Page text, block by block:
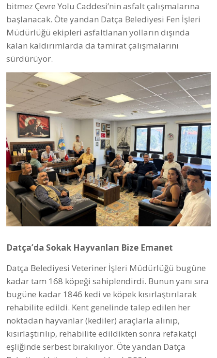
Datça Belediyesi Veteriner İşleri Müdürlüğü bugüne
kadar tam 168 köpeği sahiplendirdi. Bunun yanı sıra
bugüne kadar 1846 kedi ve köpek kısırlaştırılarak
rehabilite edildi. Kent genelinde talep edilen her
noktadan hayvanlar (kediler) araçlarla alınıp,
kısırlaştırılıp, rehabilite edildikten sonra refakatçi
eşliğinde serbest bırakılıyor. Öte yandan Datça
Belediyesi bünyesinde yaklaşık 500 hayvan
kapasiteli olacak bakımevi projesinin son aşamasına
gelindi.
Zabıta Müdürlüğü’ne Ulaşan Şikayetler Titizlikle
Değerlendiriliyor
Datça Belediyesi Zabıta Müdürlüğü ekipleri, kent
genelinde ortak yaşam alanlarını koruma, güvenli
işletme ve daha düzenli bir Datça için 15 Mayıs ile 15
Haziran tarihleri arasında denetimler gerçekleştirdi.
ve karavanla konaklamaya yönelik 77 denetim
Turizm sezonunda uygulanan inşaat yasağı
kapsamında gelen ihbar ve şikâyetler doğrultusunda
yapılan denetimler sonucunda yasağa aykırı faaliyet
gösteren işletmeler hakkında 20 farklı tutanak
düzenlenerek işlem gerçekleştirildi.
Ruhsat denetimleri kapsamında 40 farklı işyeri